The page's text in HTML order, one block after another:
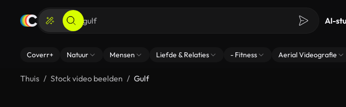
AI-
Coverr+ Natuur Mensen Liefde & Relaties - Fitness Aerial Videografie
Thuis Stock video beelden Gulf